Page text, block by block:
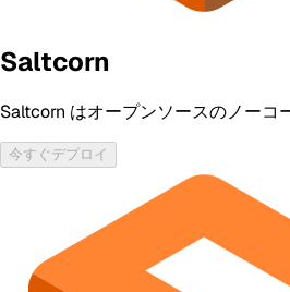
Saltcorn
Saltcorn はオープンソースのノーコ
今すぐデプロイ